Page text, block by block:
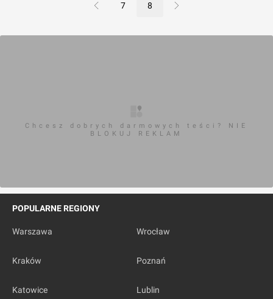
7 8
Chcesz dobrych darmowych teści? NIE
BLOKUJ REKLAM
POPULARNE REGIONY
Warszawa Wrocław
Kraków Poznań
Katowice Lublin